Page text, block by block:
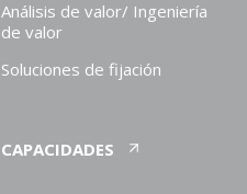
Análisis de valor/ Ingeniería
de valor
Soluciones de fijación
CAPACIDADES